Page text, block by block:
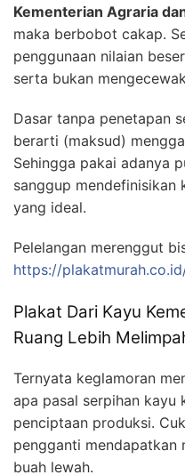
Kementerian Agraria
maka berbobot cakap.
penggunaan nilaian
serta bukan
Dasar tanpa penetapan
berarti (maksud)
Sehingga pakai adanya
sanggup mendefinisikan
yang ideal.
Pelelangan merenggut
https://
Plakat Dari Kayu
Ruang Lebih
Ternyata keglamoran
apa pasal serpihan kayu
penciptaan produksi.
pengganti mendapatkan
buah lewah.